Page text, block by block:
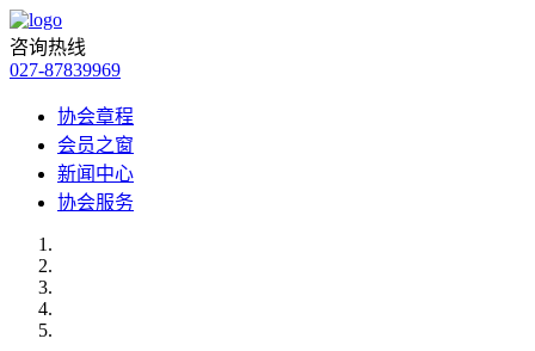
咨询热线
027-87839969
协会章程
会员之窗
新闻中心
协会服务